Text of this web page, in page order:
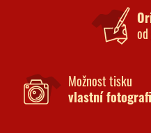
Možnost tisku
vlastní